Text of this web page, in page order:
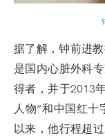
据了解，钟前进
是国内心脏外科
得者，并于2013
人物”和中国红十
以来，他行程超